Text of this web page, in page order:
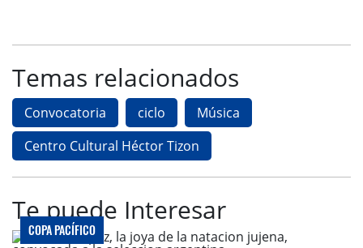
Temas relacionados
Convocatoria ciclo
Música
Centro Cultural Héctor Tizon
Te puede Interesar
COPA PACÍFICO